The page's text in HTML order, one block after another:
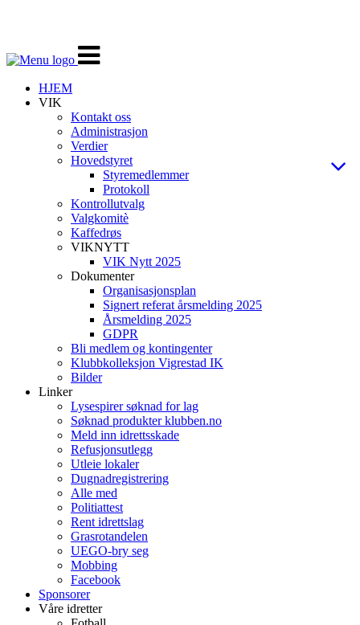
Veksle
navigasjon
HJEM
VIK
Kontakt oss
Administrasjon
Verdier
Hovedstyret
Styremedlemmer
Protokoll
Kontrollutvalg
Valgkomitè
Kaffedrøs
VIKNYTT
VIK Nytt 2025
Dokumenter
Organisasjonsplan
Signert referat årsmelding 2025
Årsmelding 2025
GDPR
Bli medlem og kontingenter
Klubbkolleksjon Vigrestad IK
Bilder
Linker
Lysespirer søknad for lag
Søknad produkter klubben.no
Meld inn idrettsskade
Refusjonsutlegg
Utleie lokaler
Dugnadregistrering
Alle med
Politiattest
Rent idrettslag
Grasrotandelen
UEGO-bry seg
Mobbing
Facebook
Sponsorer
Våre idretter